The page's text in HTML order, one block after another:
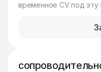
временное CV под эту